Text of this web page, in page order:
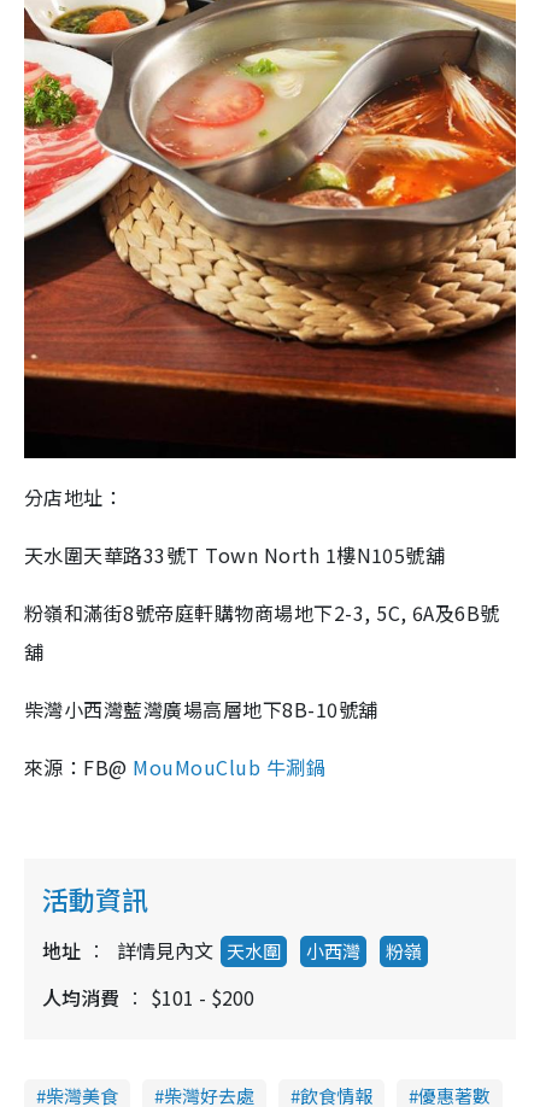
分店地址：
天水圍天華路33號T Town North 1樓N105號舖
粉嶺和滿街8號帝庭軒購物商場地下2-3, 5C, 6A及6B號
舖
柴灣小西灣藍灣廣場高層地下8B-10號舖
來源：FB@ MouMouClub 牛涮鍋
活動資訊
地址 詳情見內文 天水圍 小西灣 粉嶺
人均消費 $101 - $200
柴灣美食 柴灣好去處 飲食情報 優惠著數